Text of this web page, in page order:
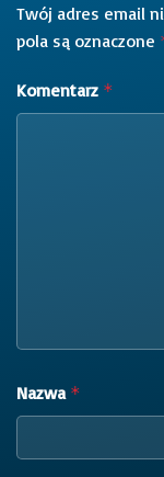
Twój adres email
pola są oznaczone
Komentarz *
Nazwa *